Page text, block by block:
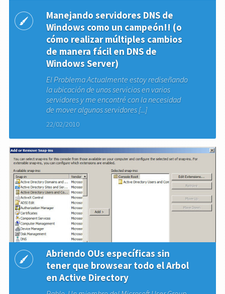
Manejando servidores DNS de
Windows como un campeón!! (o
cómo realizar múltiples cambios
de manera fácil en DNS de
Windows Server)
El Problema Actualmente estoy rediseñando
la ubicación de unos servicios en varios
servidores y me encontré con la necesidad
de mover algunos servidores [...]
22/02/2010
Abriendo OUs específicas sin
tener que browsear todo el Arbol
en Active Directory